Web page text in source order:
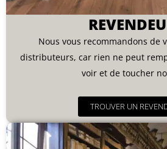
Nous vous recommandons de
distributeurs, car rien ne peut
voir et de toucher
TROUVER UN